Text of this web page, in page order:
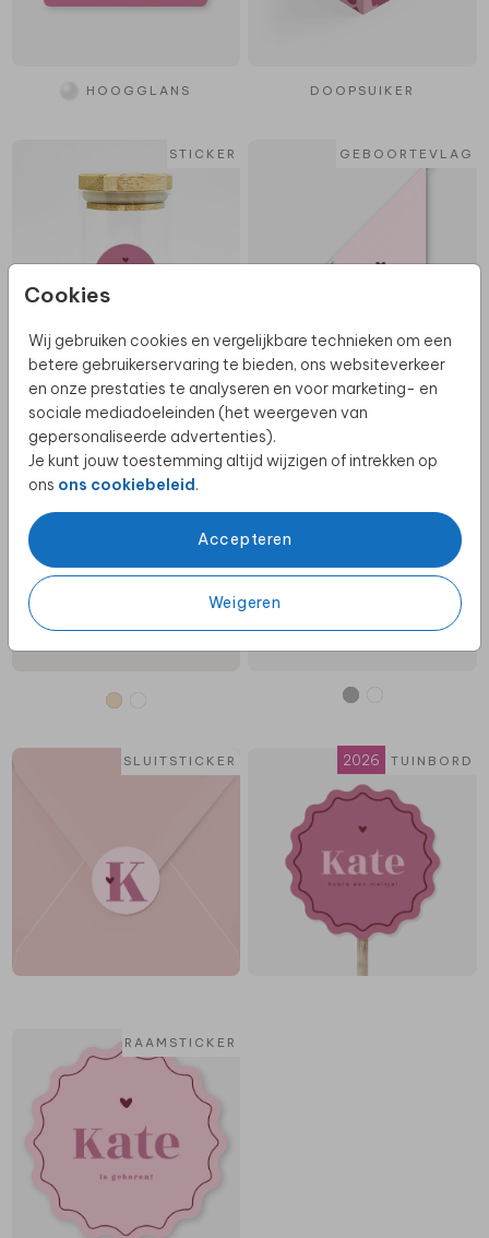
Cookies
Wij gebruiken cookies en vergelijkbare technieken om een
betere gebruikerservaring te bieden, ons websiteverkeer
en onze prestaties te analyseren en voor marketing- en
sociale mediadoeleinden (het weergeven van
gepersonaliseerde advertenties).
Je kunt jouw toestemming altijd wijzigen of intrekken op
ons ons cookiebeleid.
Accepteren
Weigeren
HOOGGLANS DOOPSUIKER
STICKER
DOOPSUIKER
GEBOORTEVLAG
MEMORYBOX
2026 COLLECTIE KERAMIEK
SLUITSTICKER TUINBORD
2026 COLLECTIE
RAAMSTICKER